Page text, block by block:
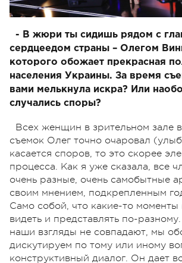
- В жюри ты сидишь рядом с
сердцеедом страны – Олегом
которого обожает прекрасная
населения Украины. За время
вами мелькнула искра? Или
случались споры?
Всех женщин в зрительном зале
съемок Олег точно очаровал
касается споров, то это скорее
процесса. Как я уже сказала, все
очень разные, очень самобытные
своим мнением, подкрепленным
Само собой, что какие-то
видеть и представлять по-
наши взгляды не совпадают, мы
дискутируем по тому или иному
конструктивный диалог. Он дает